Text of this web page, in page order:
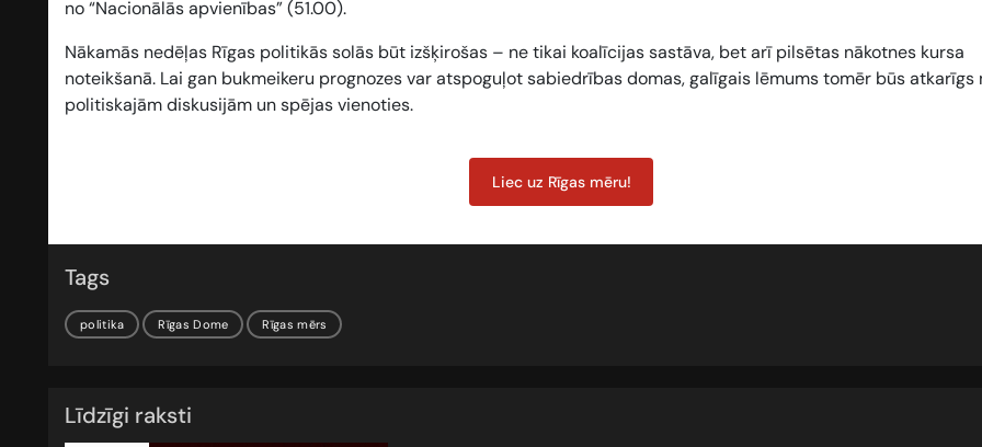
no “Nacionālās apvienības” (51.00).
Nākamās nedēļas Rīgas politikās solās būt izšķirošas – ne tikai koalīcijas sastāva, bet arī pilsētas nākotnes kursa
noteikšanā. Lai gan bukmeikeru prognozes var atspoguļot sabiedrības domas, galīgais lēmums tomēr būs atkarīgs
politiskajām diskusijām un spējas vienoties.
Liec uz Rīgas mēru!
Tags
politika Rīgas Dome Rīgas mērs
Līdzīgi raksti